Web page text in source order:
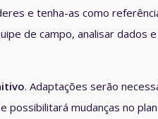
e tenha-as como
de campo, analisar dados
. Adaptações serão
possibilitará mudanças no